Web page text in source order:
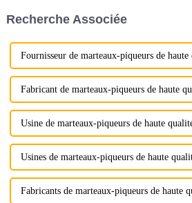
Recherche Associée
Fournisseur de marteaux-piqueurs de haute
Fabricant de marteaux-piqueurs de haute
Usine de marteaux-piqueurs de haute
Usines de marteaux-piqueurs de haute
Fabricants de marteaux-piqueurs de haute